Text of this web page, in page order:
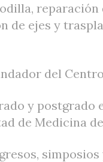
reparación
de ejes y
del
y postgrado
de Medicina